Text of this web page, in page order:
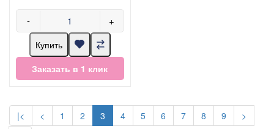
- +
Купить
Заказать в 1 клик
|< < 1 2 3 4 5 6 7 8 9
>